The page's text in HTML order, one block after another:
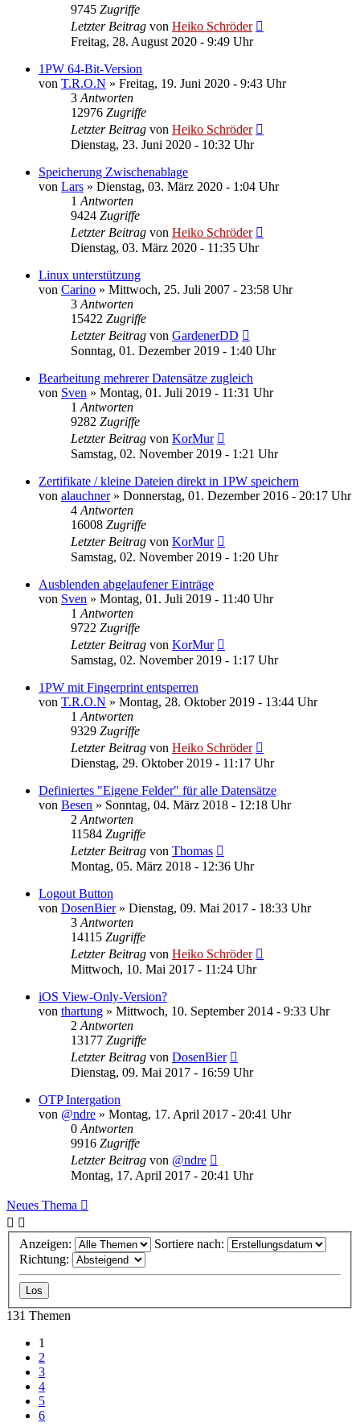
9745 Zugriffe
Letzter Beitrag von Heiko Schröder
Freitag, 28. August 2020 - 9:49 Uhr
1PW 64-Bit-Version
von T.R.O.N » Freitag, 19. Juni 2020 - 9:43 Uhr
3 Antworten
12976 Zugriffe
Letzter Beitrag von Heiko Schröder
Dienstag, 23. Juni 2020 - 10:32 Uhr
Speicherung Zwischenablage
von Lars » Dienstag, 03. März 2020 - 1:04 Uhr
1 Antworten
9424 Zugriffe
Letzter Beitrag von Heiko Schröder
Dienstag, 03. März 2020 - 11:35 Uhr
Linux unterstützung
von Carino » Mittwoch, 25. Juli 2007 - 23:58 Uhr
3 Antworten
15422 Zugriffe
Letzter Beitrag von GardenerDD
Sonntag, 01. Dezember 2019 - 1:40 Uhr
Bearbeitung mehrerer Datensätze zugleich
von Sven » Montag, 01. Juli 2019 - 11:31 Uhr
1 Antworten
9282 Zugriffe
Letzter Beitrag von KorMur
Samstag, 02. November 2019 - 1:21 Uhr
Zertifikate / kleine Dateien direkt in 1PW speichern
von alauchner» Donnerstag, 01. Dezember 2016 - 20:17 Uhr
4 Antworten
16008 Zugriffe
Letzter Beitrag von KorMur
Samstag, 02. November 2019 - 1:20 Uhr
Ausblenden abgelaufener Einträge
von Sven » Montag, 01. Juli 2019 - 11:40 Uhr
1 Antworten
9722 Zugriffe
Letzter Beitrag von KorMur
Samstag, 02. November 2019 - 1:17 Uhr
1PW mit Fingerprint entsperren
von T.R.O.N » Montag, 28. Oktober 2019 - 13:44 Uhr
1 Antworten
9329 Zugriffe
Letzter Beitrag von Heiko Schröder
Dienstag, 29. Oktober 2019 - 11:17 Uhr
Definiertes "Eigene Felder" für alle Datensätze
von Besen » Sonntag, 04. März 2018 - 12:18 Uhr
2 Antworten
11584 Zugriffe
Letzter Beitrag von Thomas
Montag, 05. März 2018 - 12:36 Uhr
Logout Button
von DosenBier» Dienstag, 09. Mai 2017 - 18:33 Uhr
3 Antworten
14115 Zugriffe
Letzter Beitrag von Heiko Schröder
Mittwoch, 10. Mai 2017 - 11:24 Uhr
iOS View-Only-Version?
von thartung » Mittwoch, 10. September 2014 - 9:33 Uhr
2 Antworten
13177 Zugriffe
Letzter Beitrag von DosenBier
Dienstag, 09. Mai 2017 - 16:59 Uhr
OTP Intergation
von @ndre » Montag, 17. April 2017 - 20:41 Uhr
0 Antworten
9916 Zugriffe
Letzter Beitrag von @ndre
Montag, 17. April 2017 - 20:41 Uhr
Neues Thema
Anzeigen:
Sortiere nach:
Richtung:
131 Themen
1
2
3
4
5
6